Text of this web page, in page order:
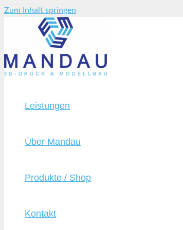
Zum Inhalt springen
Leistungen
Über Mandau
Produkte / Shop
Kontakt